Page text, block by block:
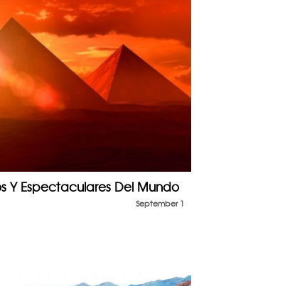
Y Espectaculares Del Mundo
September 1